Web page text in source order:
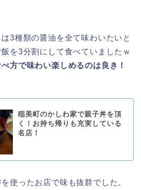
3種類の醤油を全て味わいたいと
を3分割にして食べていましたｗ
方で味わい楽しめるのは良き！
稲美町のかしわ家で親子丼を頂
く！お持ち帰りも充実している
名店！
使ったお店で味も抜群でした。